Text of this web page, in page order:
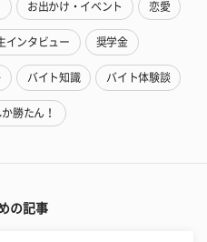
お出かけ・イベント 恋愛
インタビュー 奨学金
バイト知識 バイト体験談
勝たん！
の記事